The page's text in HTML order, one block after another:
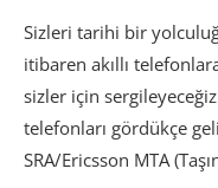
Sizleri tarihi bir
itibaren akıllı
sizler için
telefonları gördükçe
SRA/Ericsson MTA